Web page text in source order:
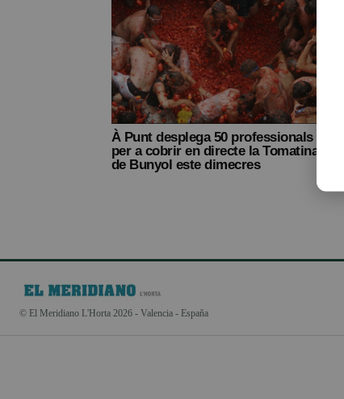
À Punt desplega 50 professionals
per a cobrir en directe la Tomatina
de Bunyol este dimecres
© El Meridiano L'Horta 2026 - Valencia - España